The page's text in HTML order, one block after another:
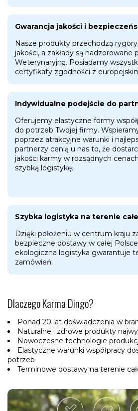
Gwarancja jakości i
Nasze produkty przechodzą
jakości, a zakłady są nadzorowane
Weterynaryjną. Posiadamy
certyfikaty zgodności z
Indywidualne podejście do
Oferujemy elastyczne formy
do potrzeb Twojej firmy.
poprzez atrakcyjne warunki i
partnerzy cenią u nas to, że
jakości karmy w rozsądnych
szybką logistykę.
Szybka logistyka na terenie
Dzięki położeniu w centrum kraju
bezpieczne dostawy w całej
ekologiczna logistyka gwarantuje
zamówień.
Dlaczego Karma Dingo?
Ponad 20 lat doświadczenia w
Naturalne i zdrowe produkty
Nowoczesne technologie
Elastyczne warunki współpracy
potrzeb
Terminowe dostawy na terenie